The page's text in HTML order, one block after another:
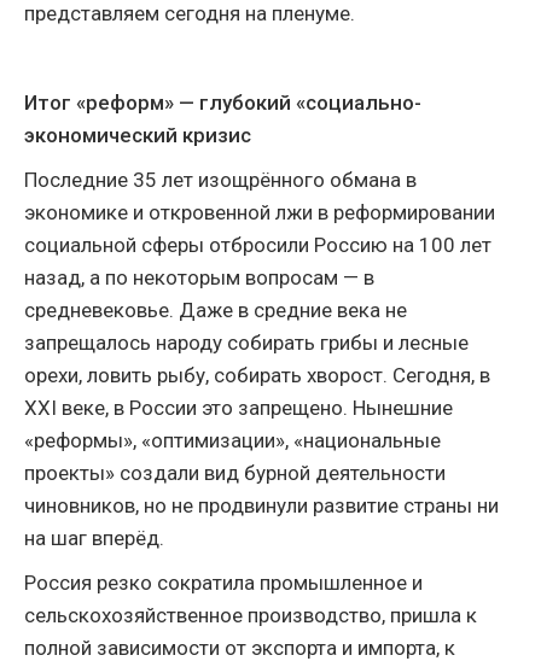
представляем сегодня на пленуме.
Итог «реформ» — глубокий «социально-
экономический кризис
Последние 35 лет изощрённого обмана в
экономике и откровенной лжи в реформировании
социальной сферы отбросили Россию на 100 лет
назад, а по некоторым вопросам — в
средневековье. Даже в средние века не
запрещалось народу собирать грибы и лесные
орехи, ловить рыбу, собирать хворост. Сегодня, в
ХХI веке, в России это запрещено. Нынешние
«реформы», «оптимизации», «национальные
проекты» создали вид бурной деятельности
чиновников, но не продвинули развитие страны ни
на шаг вперёд.
Россия резко сократила промышленное и
сельскохозяйственное производство, пришла к
полной зависимости от экспорта и импорта, к